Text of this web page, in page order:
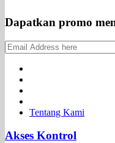
Dapatkan promo
Tentang Kami
Akses Kontrol